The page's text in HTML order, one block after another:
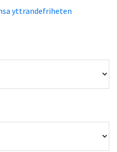
yttrandefriheten